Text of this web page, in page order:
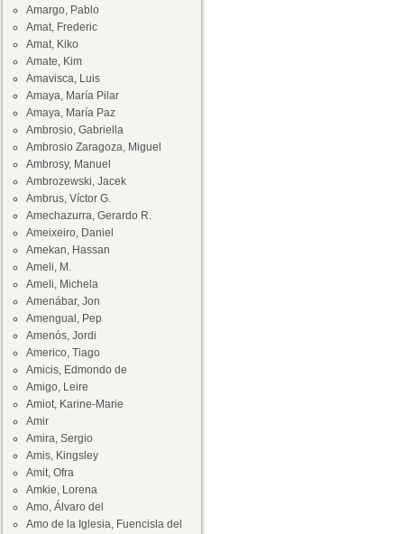
Amargo, Pablo
Amat, Frederic
Amat, Kiko
Amate, Kim
Amavisca, Luis
Amaya, María Pilar
Amaya, María Paz
Ambrosio, Gabriella
Ambrosio Zaragoza, Miguel
Ambrosy, Manuel
Ambrozewski, Jacek
Ambrus, Víctor G.
Amechazurra, Gerardo R.
Ameixeiro, Daniel
Amekan, Hassan
Ameli, M.
Ameli, Michela
Amenábar, Jon
Amengual, Pep
Amenós, Jordi
Americo, Tiago
Amicis, Edmondo de
Amigo, Leire
Amiot, Karine-Marie
Amir
Amira, Sergio
Amis, Kingsley
Amit, Ofra
Amkie, Lorena
Amo, Álvaro del
Amo de la Iglesia, Fuencisla del